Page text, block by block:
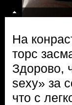
На
торс
Здорово,
sexy» за
что с